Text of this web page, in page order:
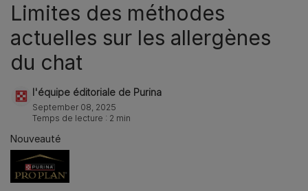
Limites des méthodes
actuelles sur les allergènes
du chat
l'équipe éditoriale de Purina
September 08, 2025
Temps de lecture : 2 min
Nouveauté